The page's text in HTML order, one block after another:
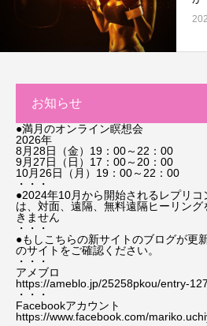
お知らせ
●満月のオンライン瞑想会
2026年
8月28日（金）19：00～22：00
9月27日（日）17：00～20：00
10月26日（月）19：00～22：00
・・・
●2024年10月から開始されるレプリ
は、対面、遠隔、無料遠隔ヒーリン
きません
・・・
●もしこちらの新サイトのブログが更
のサイトをご確認ください。
・・・
アメブロ
https://ameblo.jp/25258pkou/entry-
・・・
Facebookアカウント
https://www.facebook.com/